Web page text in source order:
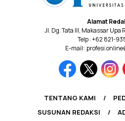
Alamat
Jl. Dg. Tata III, Makassar Upa
Telp : +62 821-
E-mail :
TENTANG KAMI
SUSUNAN REDAKSI